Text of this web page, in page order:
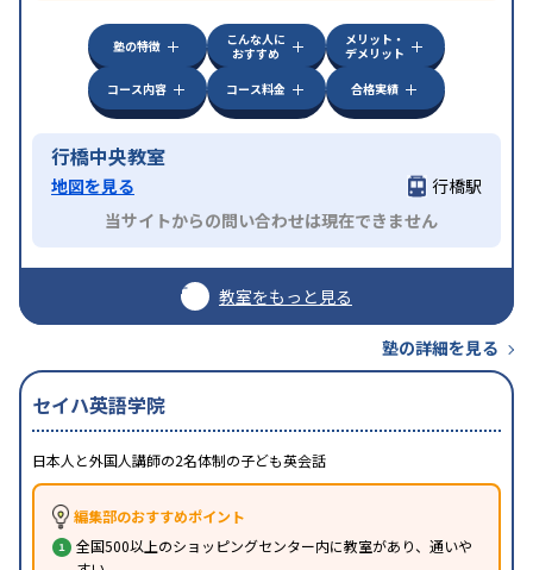
塾の特徴
こんな人に
おすすめ
メリット・
デメリット
コース内容
コース料金 合格実績
行橋中央教室
地図を見る
行橋駅
当サイトからの問い合わせは現在できません
教室をもっと見る
塾の詳細を見る
セイハ英語学院
日本人と外国人講師の2名体制の子ども英会話
編集部のおすすめポイント
全国500以上のショッピングセンター内に教室があり、通いや